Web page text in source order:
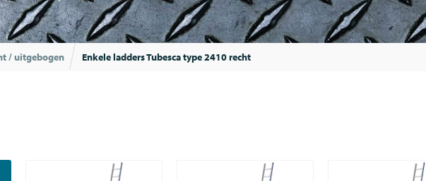
/ uitgebogen Enkele ladders Tubesca type 2410 recht